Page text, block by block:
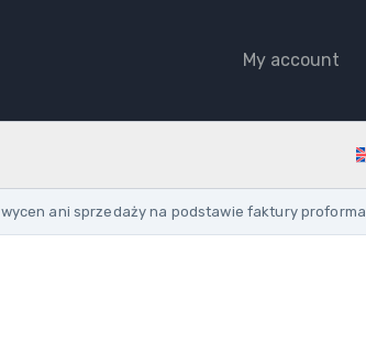
My account
ani sprzedaży na podstawie faktury proforma.
quantity